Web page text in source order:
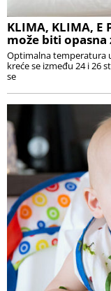
KLIMA, KLIMA, E
može biti opasna
Optimalna temperatura
kreće se između 24 i 26
se